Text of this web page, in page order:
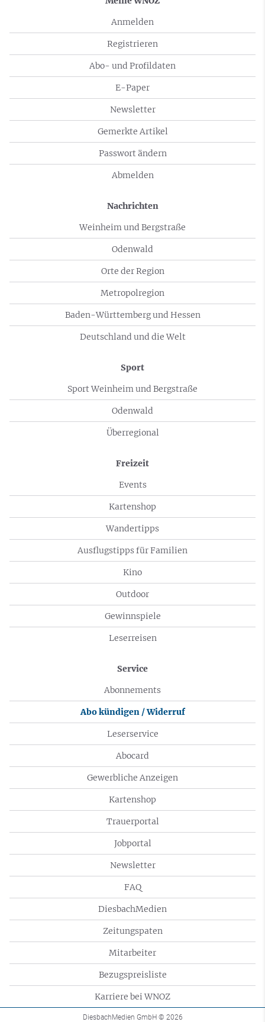
Anmelden
Registrieren
Abo- und Profildaten
E-Paper
Newsletter
Gemerkte Artikel
Passwort ändern
Abmelden
Nachrichten
Weinheim und Bergstraße
Odenwald
Orte der Region
Metropolregion
Baden-Württemberg und Hessen
Deutschland und die Welt
Sport
Sport Weinheim und Bergstraße
Odenwald
Überregional
Freizeit
Events
Kartenshop
Wandertipps
Ausflugstipps für Familien
Kino
Outdoor
Gewinnspiele
Leserreisen
Service
Abonnements
Abo kündigen / Widerruf
Leserservice
Abocard
Gewerbliche Anzeigen
Kartenshop
Trauerportal
Jobportal
Newsletter
FAQ
DiesbachMedien
Zeitungspaten
Mitarbeiter
Bezugspreisliste
Karriere bei WNOZ
DiesbachMedien GmbH © 2026